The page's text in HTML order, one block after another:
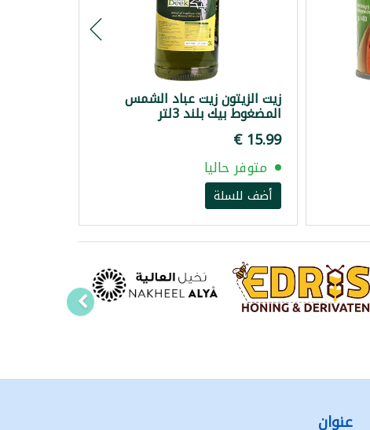
زيت الزيتون زيت عباد الشمس
المضغوط بيك بلند 3لتر
‏15.99 €
متوفر حاليا
أضف للسلة
عنوان